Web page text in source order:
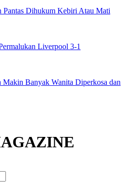
Pantas Dihukum Kebiri Atau Mati
Liverpool 3-1
Banyak Wanita Diperkosa dan